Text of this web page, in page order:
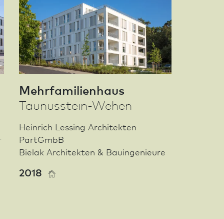
Mehrfamilienhaus
Taunusstein-Wehen
Heinrich Lessing Architekten
PartGmbB
Bielak Architekten & Bauingenieure
2018